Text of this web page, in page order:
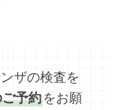
ザの検査を
予約をお願